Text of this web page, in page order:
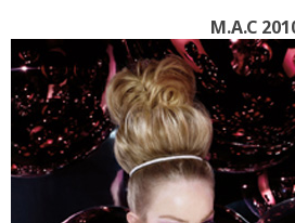
M.A.C